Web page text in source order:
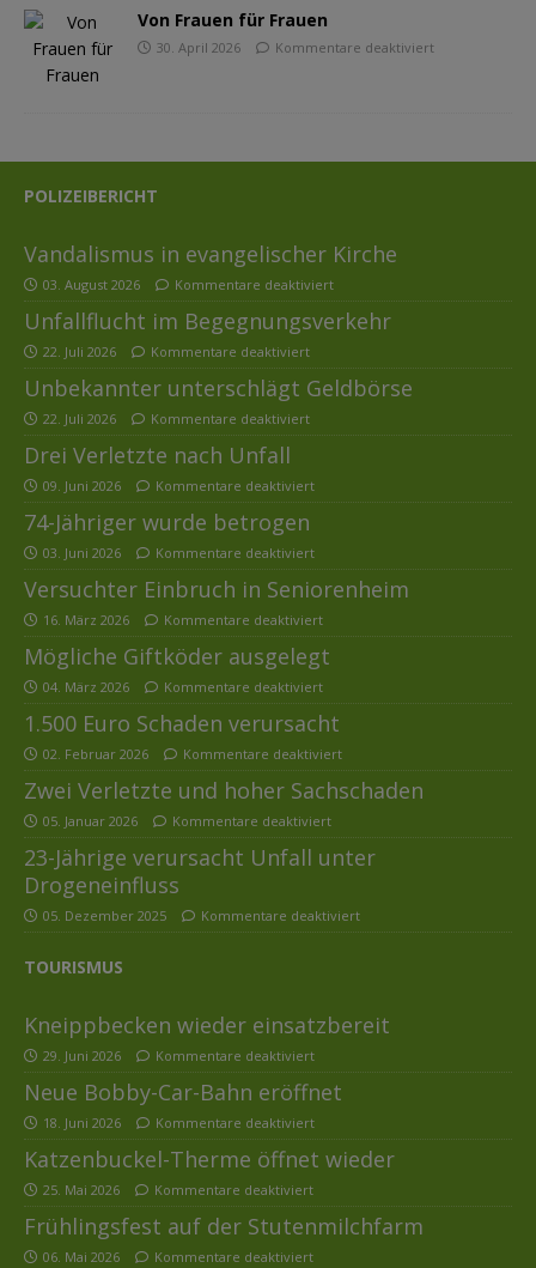
Von Frauen für Frauen
30. April 2026 Kommentare deaktiviert
POLIZEIBERICHT
Vandalismus in evangelischer Kirche
03. August 2026 Kommentare deaktiviert
Unfallflucht im Begegnungsverkehr
22. Juli 2026 Kommentare deaktiviert
Unbekannter unterschlägt Geldbörse
22. Juli 2026 Kommentare deaktiviert
Drei Verletzte nach Unfall
09. Juni 2026 Kommentare deaktiviert
74-Jähriger wurde betrogen
03. Juni 2026 Kommentare deaktiviert
Versuchter Einbruch in Seniorenheim
16. März 2026 Kommentare deaktiviert
Mögliche Giftköder ausgelegt
04. März 2026 Kommentare deaktiviert
1.500 Euro Schaden verursacht
02. Februar 2026 Kommentare deaktiviert
Zwei Verletzte und hoher Sachschaden
05. Januar 2026 Kommentare deaktiviert
23-Jährige verursacht Unfall unter
Drogeneinfluss
05. Dezember 2025 Kommentare deaktiviert
TOURISMUS
Kneippbecken wieder einsatzbereit
29. Juni 2026 Kommentare deaktiviert
Neue Bobby-Car-Bahn eröffnet
18. Juni 2026 Kommentare deaktiviert
Katzenbuckel-Therme öffnet wieder
25. Mai 2026 Kommentare deaktiviert
Frühlingsfest auf der Stutenmilchfarm
06. Mai 2026 Kommentare deaktiviert